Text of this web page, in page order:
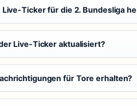
Live-Ticker für die 2. Bundesliga
Live-Ticker aktualisiert?
für Tore erhalten?